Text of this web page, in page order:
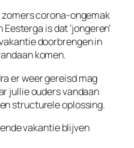
corona-ongemak
Eesterga is dat ‘jongeren’
doorbrengen in
komen.
er weer gereisd mag
jullie ouders vandaan
structurele oplossing.
vakantie blijven